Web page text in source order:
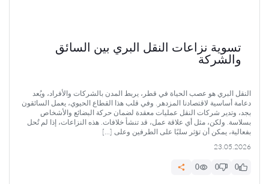
تسوية نزاعات النقل البري بين السائق
والشركة
النقل البري هو عصب الحياة في قطر، يربط المدن بالشركات والأفراد، ويُعد
دعامة أساسية لاقتصادنا المزدهر. وفي قلب هذا القطاع الحيوي، يعمل السائقون
بجد، وتدير شركات النقل عمليات معقدة لضمان حركة البضائع والأشخاص
بسلاسة. ولكن، مثل أي علاقة عمل، قد تنشأ خلافات. هذه النزاعات، إذا لم تُحل
بفعالية، يمكن أن تؤثر سلبًا على الطرفين وعلى […]
23.05.2026
0
0
0